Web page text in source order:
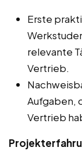
Erste
relevante
Vertrieb.
Aufgaben,
Vertrieb